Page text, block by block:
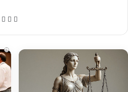
WhatsApp
Telegram
i